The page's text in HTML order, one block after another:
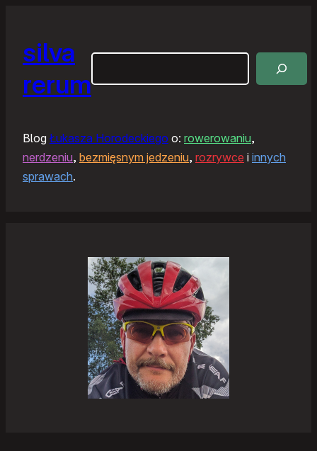
silva
rerum
Blog Łukasza Horodeckiego o: rowerowaniu,
nerdzeniu, bezmięsnym jedzeniu, rozrywce i innych
sprawach.